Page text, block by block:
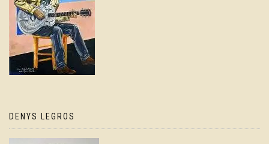
DENYS LEGROS